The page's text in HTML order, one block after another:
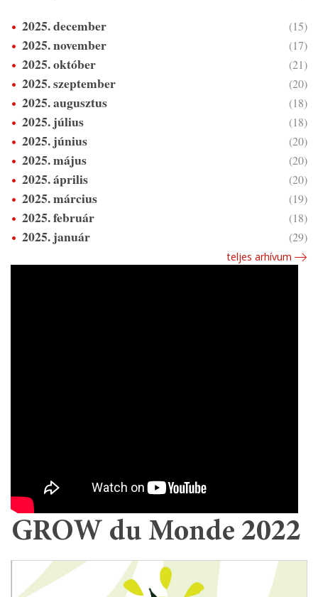
2025. december (15)
2025. november (17)
2025. október (21)
2025. szeptember (20)
2025. augusztus (18)
2025. július (18)
2025. június (20)
2025. május (20)
2025. április (20)
2025. március (19)
2025. február (18)
2025. január (29)
teljes arhívum
GROW du Monde 2022